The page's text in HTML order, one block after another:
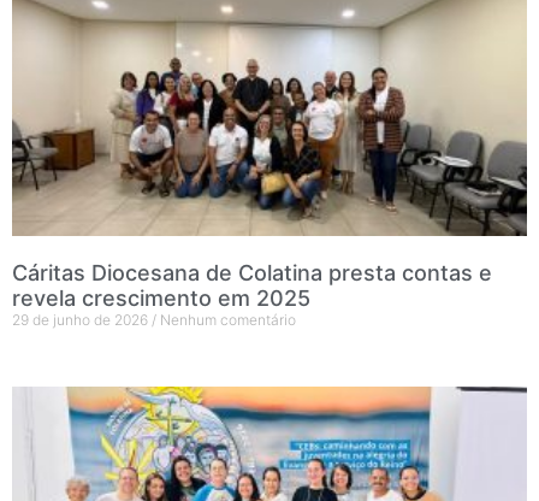
Cáritas Diocesana de Colatina presta contas e
revela crescimento em 2025
29 de junho de 2026 Nenhum comentário